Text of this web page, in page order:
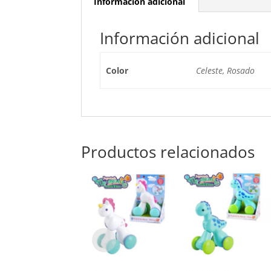
Información adicional
Color Celeste, Rosado
Productos relacionados